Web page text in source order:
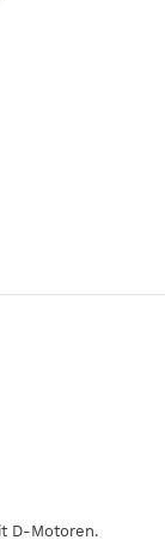
D-Motoren.